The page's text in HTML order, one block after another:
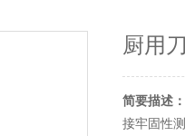
厨用
简要描述：
接牢固性